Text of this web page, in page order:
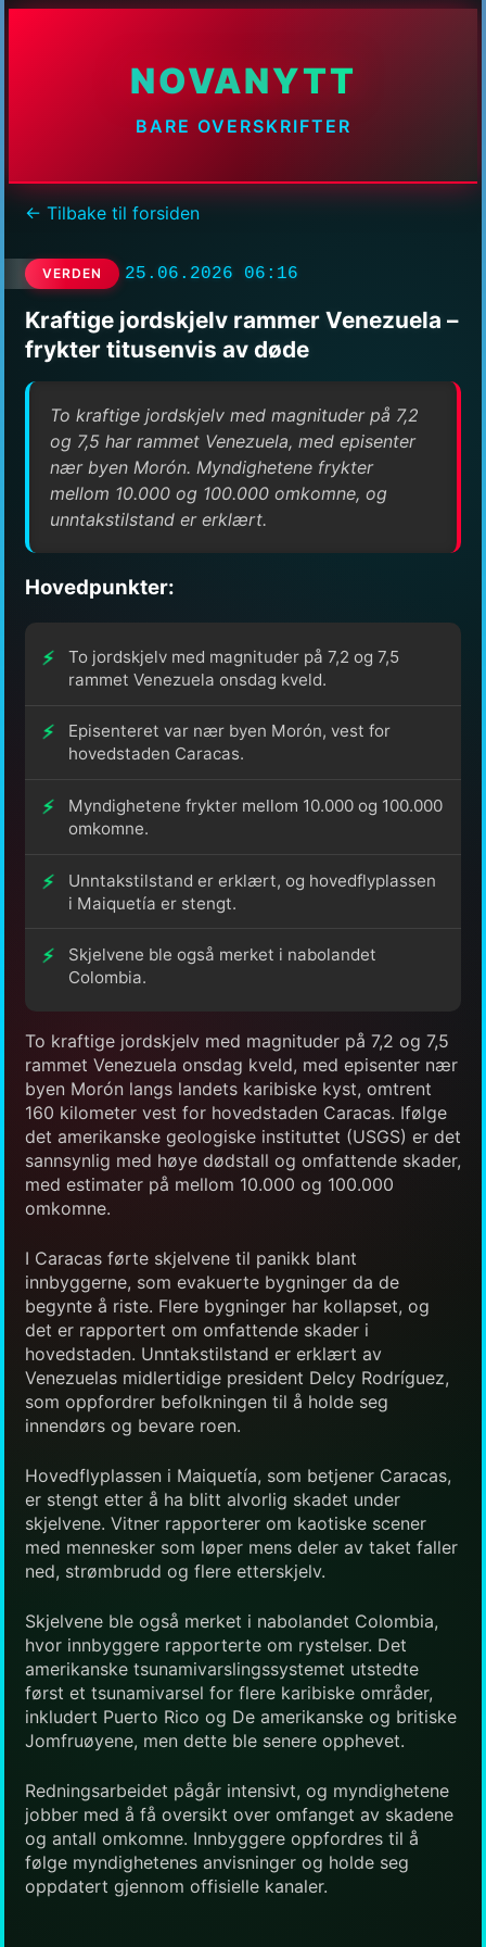
NOVANYTT
BARE OVERSKRIFTER
← Tilbake til forsiden
VERDEN 25.06.2026 06:16
Kraftige jordskjelv rammer Venezuela –
frykter titusenvis av døde
To kraftige jordskjelv med magnituder på 7,2
og 7,5 har rammet Venezuela, med episenter
nær byen Morón. Myndighetene frykter
mellom 10.000 og 100.000 omkomne, og
unntakstilstand er erklært.
Hovedpunkter:
To jordskjelv med magnituder på 7,2 og 7,5
rammet Venezuela onsdag kveld.
Episenteret var nær byen Morón, vest for
hovedstaden Caracas.
Myndighetene frykter mellom 10.000 og 100.000
omkomne.
Unntakstilstand er erklært, og hovedflyplassen
i Maiquetía er stengt.
Skjelvene ble også merket i nabolandet
Colombia.
To kraftige jordskjelv med magnituder på 7,2 og 7,5
rammet Venezuela onsdag kveld, med episenter nær
byen Morón langs landets karibiske kyst, omtrent
160 kilometer vest for hovedstaden Caracas. Ifølge
det amerikanske geologiske instituttet (USGS) er det
sannsynlig med høye dødstall og omfattende skader,
med estimater på mellom 10.000 og 100.000
omkomne.
I Caracas førte skjelvene til panikk blant
innbyggerne, som evakuerte bygninger da de
begynte å riste. Flere bygninger har kollapset, og
det er rapportert om omfattende skader i
hovedstaden. Unntakstilstand er erklært av
Venezuelas midlertidige president Delcy Rodríguez,
som oppfordrer befolkningen til å holde seg
innendørs og bevare roen.
Hovedflyplassen i Maiquetía, som betjener Caracas,
er stengt etter å ha blitt alvorlig skadet under
skjelvene. Vitner rapporterer om kaotiske scener
med mennesker som løper mens deler av taket faller
ned, strømbrudd og flere etterskjelv.
Skjelvene ble også merket i nabolandet Colombia,
hvor innbyggere rapporterte om rystelser. Det
amerikanske tsunamivarslingssystemet utstedte
først et tsunamivarsel for flere karibiske områder,
inkludert Puerto Rico og De amerikanske og britiske
Jomfruøyene, men dette ble senere opphevet.
Redningsarbeidet pågår intensivt, og myndighetene
jobber med å få oversikt over omfanget av skadene
og antall omkomne. Innbyggere oppfordres til å
følge myndighetenes anvisninger og holde seg
oppdatert gjennom offisielle kanaler.